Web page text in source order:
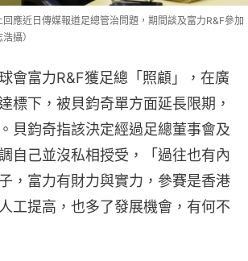
應近日傳媒報道足總管治問題，期間談及富力R&F參加
攝）
會富力R&F獲足總「照顧」，在廣
標下，被貝鈞奇單方面延長限期，
貝鈞奇指該決定經過足總董事會及
自己並沒私相授受，「過往也有內
，富力有財力與實力，參賽是香港
工提高，也多了發展機會，有何不